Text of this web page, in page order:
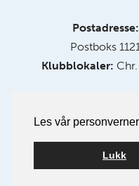
Les vår
Lukk
Postadresse:
Postboks
Klubblokaler: